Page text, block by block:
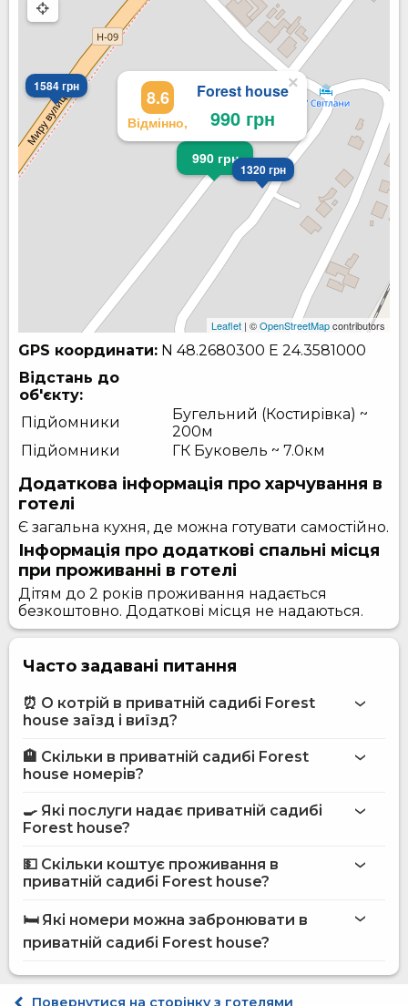
1584 грн
1320 грн
990 грн
Відмінно,
8.6 Forest house
990 грн
×
Leaflet | ©OpenStreetMapcontributors
GPS координати: N 48.2680300 E 24.3581000
Відстань до
об'єкту:
Підйомники
Бугельний (Костирівка) ~
200м
Підйомники
ГК Буковель ~ 7.0км
Додаткова інформація про харчування в
готелі
Є загальна кухня, де можна готувати самостійно.
Інформація про додаткові спальні місця
при проживанні в готелі
Дітям до 2 років проживання надається
безкоштовно. Додаткові місця не надаються.
Часто задавані питання
⏰ О котрій в приватній садибі Forest
house заїзд і виїзд?
Більше інформації про Приватна садиба Forest house
🏨 Скільки в приватній садибі Forest
house номерів?
на сайті
🍳 Які послуги надає приватній садибі
Forest house?
Інтернет
Автостоянка
Пральня
Розміщення з тваринами
Мангал
💵 Скільки коштує проживання в
приватній садибі Forest house?
на сайті Hotels24.ua
🛏️ Які номери можна забронювати в
приватній садибі Forest house?
Економ двомісний
Повернутися на сторінку з готелями